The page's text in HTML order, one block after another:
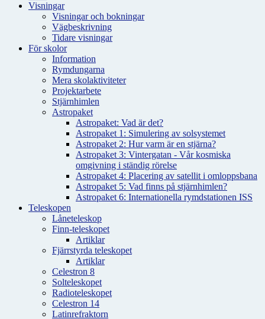
Visningar
Visningar och bokningar
Vägbeskrivning
Tidare visningar
För skolor
Information
Rymdungarna
Mera skolaktiviteter
Projektarbete
Stjärnhimlen
Astropaket
Astropaket: Vad är det?
Astropaket 1: Simulering av solsystemet
Astropaket 2: Hur varm är en stjärna?
Astropaket 3: Vintergatan - Vår kosmiska
omgivning i ständig rörelse
Astropaket 4: Placering av satellit i omloppsbana
Astropaket 5: Vad finns på stjärnhimlen?
Astropaket 6: Internationella rymdstationen ISS
Teleskopen
Låneteleskop
Finn-teleskopet
Artiklar
Fjärrstyrda teleskopet
Artiklar
Celestron 8
Solteleskopet
Radioteleskopet
Celestron 14
Latinrefraktorn